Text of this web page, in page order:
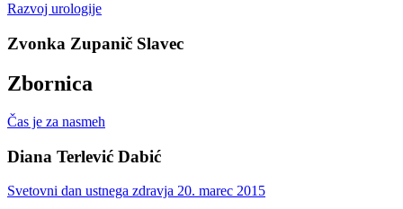
Razvoj urologije
Zvonka Zupanič Slavec
Zbornica
Čas je za nasmeh
Diana Terlević Dabić
Svetovni dan ustnega zdravja 20. marec 2015